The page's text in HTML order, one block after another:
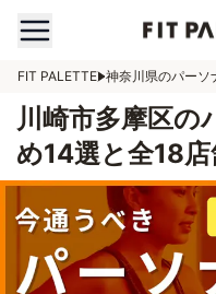
FIT PALETTE 神奈川県のパーソ
川崎市多摩区の
め14選と全18店